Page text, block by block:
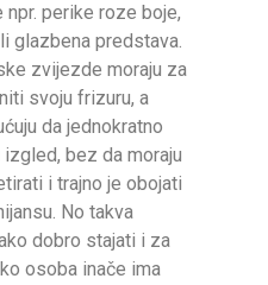
perike roze boje,
glazbena predstava.
zvijezde moraju za
svoju frizuru, a
da jednokratno
bez da moraju
i trajno je obojati
No takva
dobro stajati i za
osoba inače ima